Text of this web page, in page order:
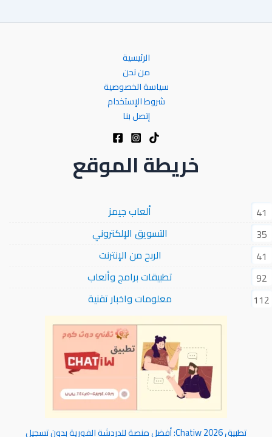
الرئيسية
من نحن
سياسة الخصوصية
شروط الإستخدام
إتصل بنا
خريطة الموقع
ألعاب جيمز
41
التسويق الإلكتروني
35
الربح من الإنترنت
41
تطبيقات برامج وألعاب
92
معلومات واخبار تقنية
112
تطبيق Chatiw 2026: أفضل منصة للدردشة الفورية بدون تسجيل